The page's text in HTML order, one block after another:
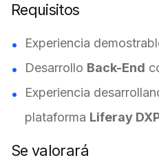
Requisitos
Experiencia
Desarrollo Back-End
Experiencia
plataforma Liferay
Se valorará